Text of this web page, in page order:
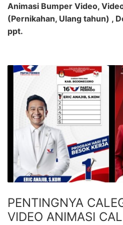
Animasi Bumper Video,
(Pernikahan, Ulang tahun) ,
ppt.
PENTINGNYA
VIDEO ANIMASI